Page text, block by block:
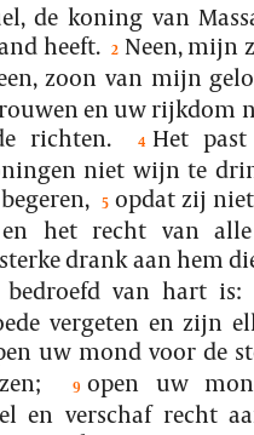
de koning van
heeft. 2 Neen, mijn
zoon van mijn
en uw rijkdom
richten.
4 Het
niet wijn te
5 opdat zij
en het recht van
drank aan hem
van hart is:
vergeten en zijn
uw mond voor de
9 open uw
en verschaf recht